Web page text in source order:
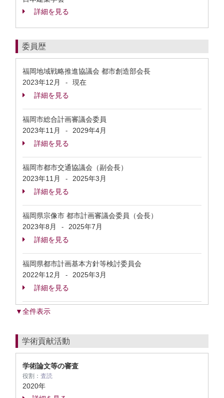
詳細を見る
委員歴
福岡地域戦略推進協議会 都市創造部会長
2023年12月
-
現在
詳細を見る
福岡市総合計画審議会委員
2023年11月
-
2029年4月
詳細を見る
福岡市都市交通協議会（副会長）
2023年11月
-
2025年3月
詳細を見る
福岡県宗像市 都市計画審議会委員（会長）
2023年8月
-
2025年7月
詳細を見る
福岡県都市計画基本方針等検討委員会
2022年12月
-
2025年3月
詳細を見る
▼全件表示
学術貢献活動
学術論文等の審査
役割： 査読
2020年